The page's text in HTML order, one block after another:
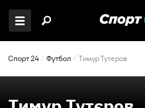
Спорт 24 Футбол Тимур Тутєров